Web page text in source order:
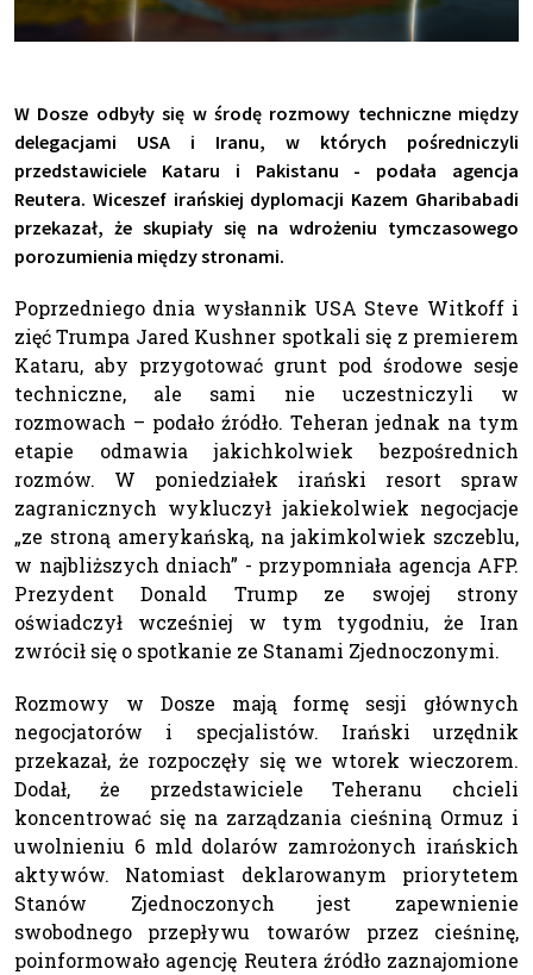
W Dosze odbyły się w środę rozmowy techniczne między
delegacjami USA i Iranu, w których pośredniczyli
przedstawiciele Kataru i Pakistanu - podała agencja
Reutera. Wiceszef irańskiej dyplomacji Kazem Gharibabadi
przekazał, że skupiały się na wdrożeniu tymczasowego
porozumienia między stronami.
Poprzedniego dnia wysłannik USA Steve Witkoff i
zięć Trumpa Jared Kushner spotkali się z premierem
Kataru, aby przygotować grunt pod środowe sesje
techniczne, ale sami nie uczestniczyli w
rozmowach – podało źródło. Teheran jednak na tym
etapie odmawia jakichkolwiek bezpośrednich
rozmów. W poniedziałek irański resort spraw
zagranicznych wykluczył jakiekolwiek negocjacje
„ze stroną amerykańską, na jakimkolwiek szczeblu,
w najbliższych dniach” - przypomniała agencja AFP.
Prezydent Donald Trump ze swojej strony
oświadczył wcześniej w tym tygodniu, że Iran
zwrócił się o spotkanie ze Stanami Zjednoczonymi.
Rozmowy w Dosze mają formę sesji głównych
negocjatorów i specjalistów. Irański urzędnik
przekazał, że rozpoczęły się we wtorek wieczorem.
Dodał, że przedstawiciele Teheranu chcieli
koncentrować się na zarządzania cieśniną Ormuz i
uwolnieniu 6 mld dolarów zamrożonych irańskich
aktywów. Natomiast deklarowanym priorytetem
Stanów Zjednoczonych jest zapewnienie
swobodnego przepływu towarów przez cieśninę,
poinformowało agencję Reutera źródło zaznajomione